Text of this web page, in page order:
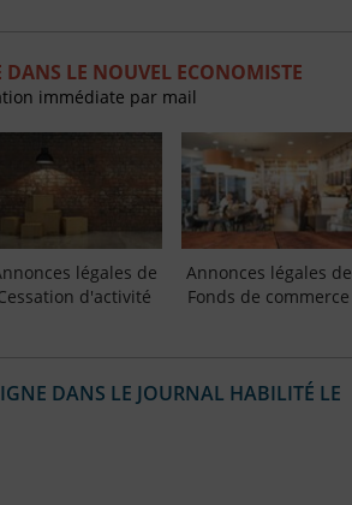
LE NOUVEL ECONOMISTE
immédiate par mail
légales de
d'activité
Annonces légales de
Fonds de commerce
DANS LE JOURNAL HABILITÉ LE